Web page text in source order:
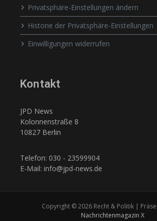
Privatsphäre-Einstellungen ändern
Historie der Privatsphäre-Einstellungen
Einwilligungen widerrufen
Kontakt
JPD News
Kolonnenstraße 8
10827 Berlin
Telefon: 030 - 23599904
E-Mail: info@jpd-news.de
Copyright © 2026 Recht & Politik |
Nachrichtenmagazin X